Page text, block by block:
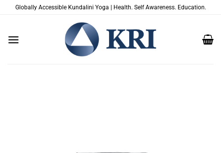
SaltaGlobally Accessible Kundalini Yoga | Health. Self Awareness. Education.